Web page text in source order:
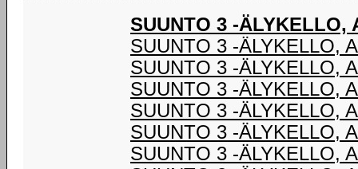
SUUNTO 3 -ÄLYKELLO,
SUUNTO 3 -ÄLYKELLO,
SUUNTO 3 -ÄLYKELLO,
SUUNTO 3 -ÄLYKELLO,
SUUNTO 3 -ÄLYKELLO,
SUUNTO 3 -ÄLYKELLO,
SUUNTO 3 -ÄLYKELLO,